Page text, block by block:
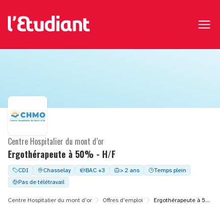
Ergothérapeute à 50% - H/F
Centre Hospitalier du mont d’or
CDI Chasselay BAC +3 > 2 ans
Temps plein
Pas de télétravail
Centre Hospitalier du mont d’or Offres d'emploi Ergothérapeute à 50% - H/F